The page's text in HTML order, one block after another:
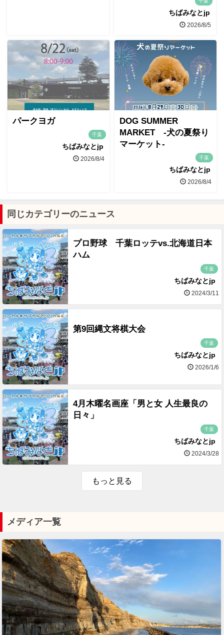
ちばみなとjp
2026/8/5
パークヨガ
千葉
ちばみなとjp
2026/8/4
DOG SUMMER
MARKET -犬の夏祭り
マーケット-
千葉
ちばみなとjp
2026/8/4
同じカテゴリーのニュース
プロ野球 千葉ロッテvs.北海道日本
ハム
千葉
ちばみなとjp
2024/3/11
第9回縄文将棋大会
千葉
ちばみなとjp
2026/1/6
4月木曜名画座「男と女 人生最良の
日々」
千葉
ちばみなとjp
2024/3/28
もっと見る
メディア一覧